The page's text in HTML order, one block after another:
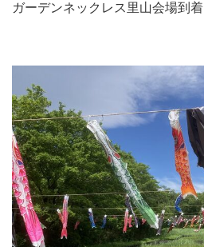
ガーデンネックレス里山会場到着